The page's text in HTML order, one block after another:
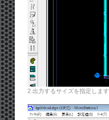
2.出力するサイズを指定します